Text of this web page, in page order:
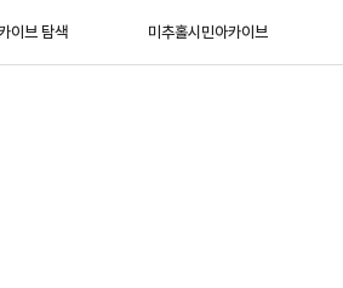
이브 탐색 미추홀시민아카이브